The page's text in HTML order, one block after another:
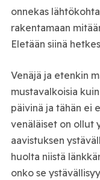
onnekas
rakentamaan
Eletään siinä
Venäjä ja etenkin
mustavalkoisia
päivinä ja tähän ei
venäläiset on ollut
aavistuksen
huolta niistä
onko se